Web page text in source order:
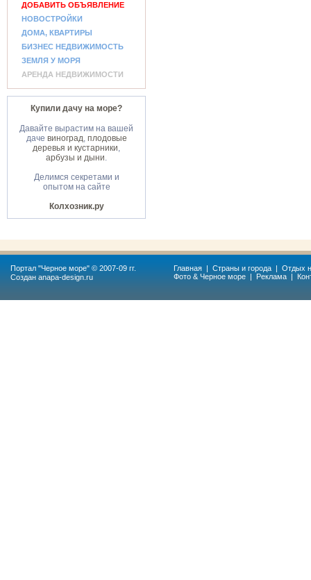
ДОБАВИТЬ ОБЪЯВЛЕНИЕ
НОВОСТРОЙКИ
ДОМА, КВАРТИРЫ
БИЗНЕС НЕДВИЖИМОСТЬ
ЗЕМЛЯ У МОРЯ
АРЕНДА НЕДВИЖИМОСТИ
Купили дачу на море?
Давайте вырастим на вашей
даче виноград, плодовые
деревья и кустарники,
арбузы и дыни.
Делимся секретами и
опытом на сайте
Колхозник.ру
Портал "Черное море" © 2007-09 гг.
Создан anapa-design.ru
Главная | Страны и города | Отдых
Фото & Черное море | Реклама |